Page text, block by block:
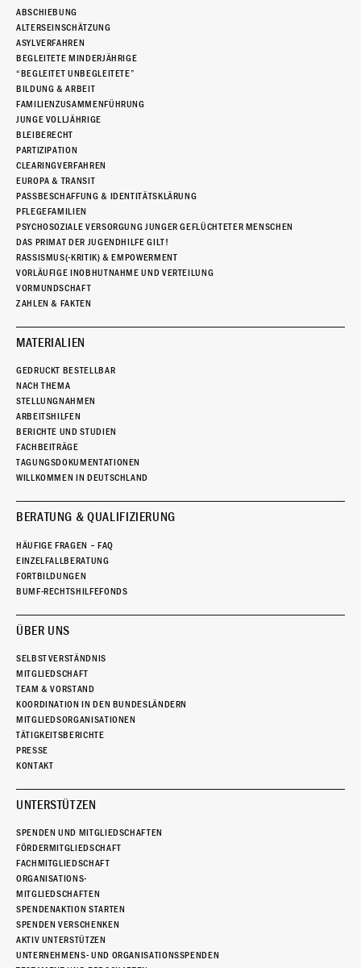
ABSCHIEBUNG
ALTERSEINSCHÄTZUNG
ASYLVERFAHREN
BEGLEITETE MINDERJÄHRIGE
“BEGLEITET UNBEGLEITETE”
BILDUNG & ARBEIT
FAMILIENZUSAMMENFÜHRUNG
JUNGE VOLLJÄHRIGE
BLEIBERECHT
PARTIZIPATION
CLEARINGVERFAHREN
EUROPA & TRANSIT
PASSBESCHAFFUNG & IDENTITÄTSKLÄRUNG
PFLEGEFAMILIEN
PSYCHOSOZIALE VERSORGUNG JUNGER GEFLÜCHTETER MENSCHEN
DAS PRIMAT DER JUGENDHILFE GILT!
RASSISMUS(-KRITIK) & EMPOWERMENT
VORLÄUFIGE INOBHUTNAHME UND VERTEILUNG
VORMUNDSCHAFT
ZAHLEN & FAKTEN
MATERIALIEN
GEDRUCKT BESTELLBAR
NACH THEMA
STELLUNGNAHMEN
ARBEITSHILFEN
BERICHTE UND STUDIEN
FACHBEITRÄGE
TAGUNGSDOKUMENTATIONEN
WILLKOMMEN IN DEUTSCHLAND
BERATUNG & QUALIFIZIERUNG
HÄUFIGE FRAGEN – FAQ
EINZELFALLBERATUNG
FORTBILDUNGEN
BUMF-RECHTSHILFEFONDS
ÜBER UNS
SELBSTVERSTÄNDNIS
MITGLIEDSCHAFT
TEAM & VORSTAND
KOORDINATION IN DEN BUNDESLÄNDERN
MITGLIEDSORGANISATIONEN
TÄTIGKEITSBERICHTE
PRESSE
KONTAKT
UNTERSTÜTZEN
SPENDEN UND MITGLIEDSCHAFTEN
FÖRDERMITGLIEDSCHAFT
FACHMITGLIEDSCHAFT
ORGANISATIONS-
MITGLIEDSCHAFTEN
SPENDENAKTION STARTEN
SPENDEN VERSCHENKEN
AKTIV UNTERSTÜTZEN
UNTERNEHMENS- UND ORGANISATIONSSPENDEN